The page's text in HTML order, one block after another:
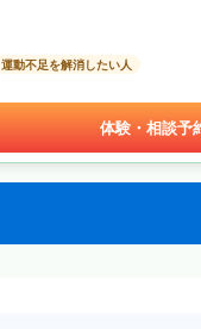
運動不足を解消したい人
体験・相談予